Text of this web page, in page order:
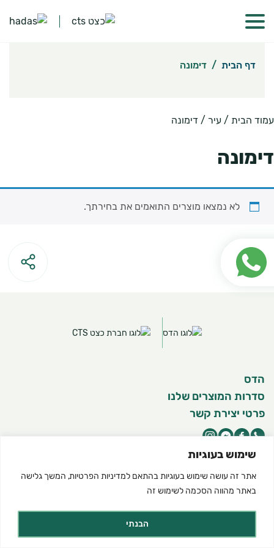
שימוש בעוגיות
אתר זה עושה שימוש בעוגיות בהתאם למדיניות הפרטיות, המשך גלישה
באתר מהווה הסכמה לשימוש זה
הבנתי
דף הבית / דימונה
עמוד הבית / עיר / דימונה
דימונה
לא נמצאו מוצרים התואמים את בחירתך.
הדס
סדרות המוצרים שלנו
פרטי יצירת קשר
©2025 כל הזכויות שמורות להדס מוצרים טבעיים
תנאי שימוש באתר
מדיניות פרטיות